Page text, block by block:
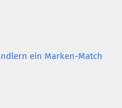
ein Marken-Match